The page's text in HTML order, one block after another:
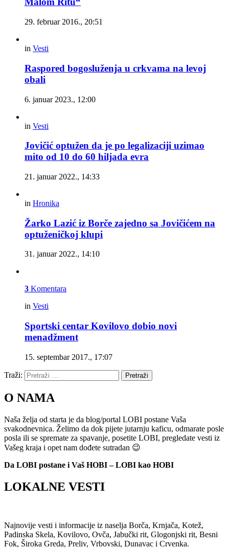
29. februar 2016., 20:51
in Vesti
Raspored bogosluženja u crkvama na levoj
obali
6. januar 2023., 12:00
in Vesti
Jovičić optužen da je po legalizaciji uzimao
mito od 10 do 60 hiljada evra
21. januar 2022., 14:33
in Hronika
Žarko Lazić iz Borče zajedno sa Jovičićem na
optuženičkoj klupi
31. januar 2022., 14:10
3 Komentara
in Vesti
Sportski centar Kovilovo dobio novi
menadžment
15. septembar 2017., 17:07
Traži: Pretraži
O NAMA
Naša želja od starta je da blog/portal LOBI postane Vaša
svakodnevnica. Želimo da dok pijete jutarnju kaficu, odmarate posle
posla ili se spremate za spavanje, posetite LOBI, pregledate vesti iz
Vašeg kraja i opet nam dođete sutradan 😉
Da LOBI postane i Vaš HOBI – LOBI kao HOBI
LOKALNE VESTI
Najnovije vesti i informacije iz naselja Borča, Krnjača, Kotež,
Padinska Skela, Kovilovo, Ovča, Jabučki rit, Glogonjski rit, Besni
Fok, Široka Greda, Preliv, Vrbovski, Dunavac i Crvenka.